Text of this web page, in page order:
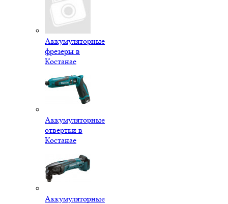
Аккумуляторные
фрезеры в
Костанае
Аккумуляторные
отвертки в
Костанае
Аккумуляторные